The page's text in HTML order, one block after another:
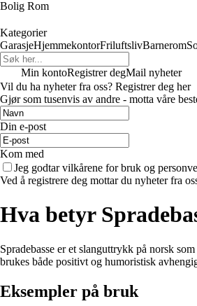
Bolig Rom
Kategorier
GarasjeHjemmekontorFriluftslivBarnerom
Min kontoRegistrer degMail nyheter
Vil du ha nyheter fra oss? Registrer deg her
Gjør som tusenvis av andre - motta våre
Din e-post
Kom med
Jeg godtar vilkårene for bruk og
Ved å registrere deg mottar du nyheter fra
Hva betyr
Spradebasse er et slanguttrykk på norsk
brukes både positivt og humoristisk
Eksempler på bruk